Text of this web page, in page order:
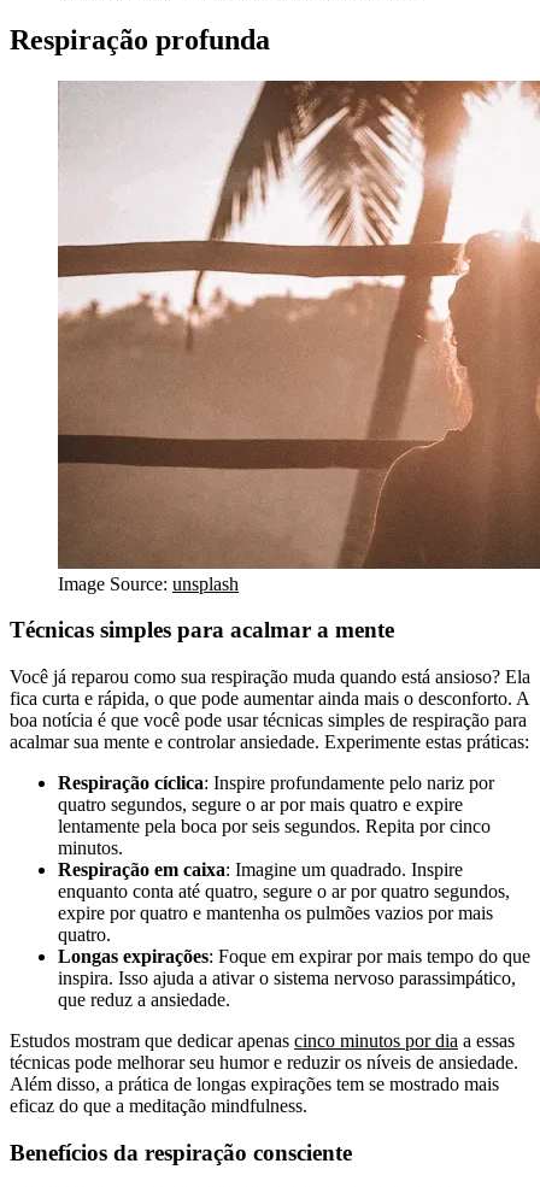
Respiração profunda
Image Source: unsplash
Técnicas simples para acalmar a mente
Você já reparou como sua respiração muda quando está ansioso? Ela
fica curta e rápida, o que pode aumentar ainda mais o desconforto. A
boa notícia é que você pode usar técnicas simples de respiração para
acalmar sua mente e controlar ansiedade. Experimente estas práticas:
Respiração cíclica: Inspire profundamente pelo nariz por
quatro segundos, segure o ar por mais quatro e expire
lentamente pela boca por seis segundos. Repita por cinco
minutos.
Respiração em caixa: Imagine um quadrado. Inspire
enquanto conta até quatro, segure o ar por quatro segundos,
expire por quatro e mantenha os pulmões vazios por mais
quatro.
Longas expirações: Foque em expirar por mais tempo do que
inspira. Isso ajuda a ativar o sistema nervoso parassimpático,
que reduz a ansiedade.
Estudos mostram que dedicar apenas cinco minutos por dia a essas
técnicas pode melhorar seu humor e reduzir os níveis de ansiedade.
Além disso, a prática de longas expirações tem se mostrado mais
eficaz do que a meditação mindfulness.
Benefícios da respiração consciente